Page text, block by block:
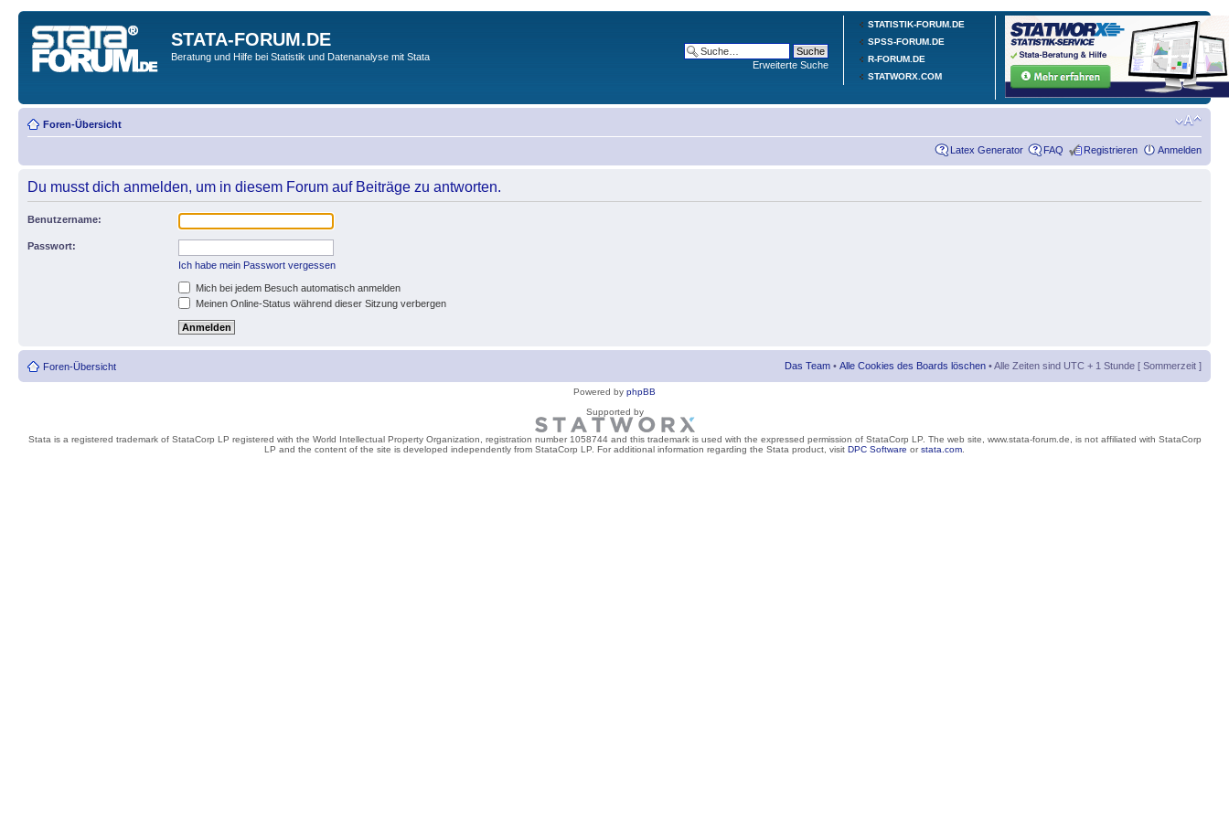
STATISTIK-FORUM.DE
SPSS-FORUM.DE
R-FORUM.DE
STATWORX.COM
STATA-FORUM.DE
Beratung und Hilfe bei Statistik und Datenanalyse mit Stata
Erweiterte Suche
Foren-Übersicht
Latex Generator FAQ Registrieren Anmelden
Du musst dich anmelden, um in diesem Forum auf Beiträge zu antworten.
Benutzername:
Passwort:
Ich habe mein Passwort vergessen
Mich bei jedem Besuch automatisch anmelden
Meinen Online-Status während dieser Sitzung verbergen
Foren-Übersicht Das Team • Alle Cookies des Boards löschen • Alle Zeiten sind UTC + 1 Stunde [ Sommerzeit ]
Powered by phpBB
Supported by
Stata is a registered trademark of StataCorp LP registered with the World Intellectual Property Organization, registration number 1058744 and this trademark is used with the expressed permission of StataCorp LP. The web site, www.stata-forum.de, is not affiliated with StataCorp
LP and the content of the site is developed independently from StataCorp LP. For additional information regarding the Stata product, visit DPC Software orstata.com